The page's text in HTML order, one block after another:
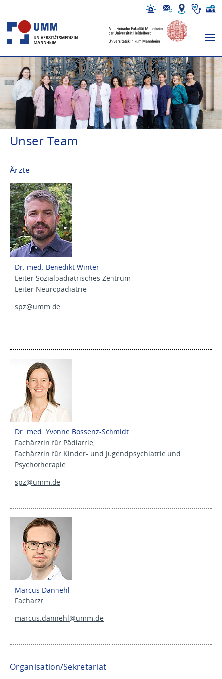
Unser Team
Ärzte
Dr. med. Benedikt Winter
Leiter Sozialpädiatrisches Zentrum
Leiter Neuropädiatrie
spz@umm.de
Dr. med. Yvonne Bossenz-Schmidt
Fachärztin für Pädiatrie,
Fachärztin für Kinder- und Jugendpsychiatrie und
Psychotherapie
spz@umm.de
Marcus Dannehl
Facharzt
marcus.dannehl@umm.de
Organisation/Sekretariat